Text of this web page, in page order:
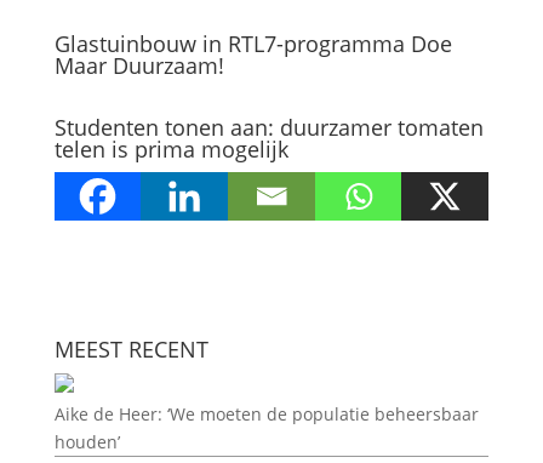
Glastuinbouw in RTL7-programma Doe
Maar Duurzaam!
Studenten tonen aan: duurzamer tomaten
telen is prima mogelijk
MEEST RECENT
Aike de Heer: ‘We moeten de populatie beheersbaar
houden’